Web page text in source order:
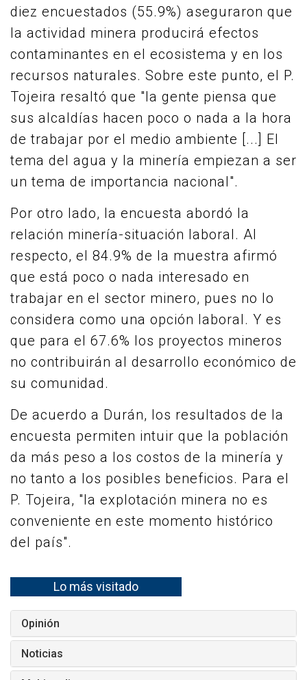
diez encuestados (55.9%) aseguraron que
la actividad minera producirá efectos
contaminantes en el ecosistema y en los
recursos naturales. Sobre este punto, el P.
Tojeira resaltó que "la gente piensa que
sus alcaldías hacen poco o nada a la hora
de trabajar por el medio ambiente [...] El
tema del agua y la minería empiezan a ser
un tema de importancia nacional".
Por otro lado, la encuesta abordó la
relación minería-situación laboral. Al
respecto, el 84.9% de la muestra afirmó
que está poco o nada interesado en
trabajar en el sector minero, pues no lo
considera como una opción laboral. Y es
que para el 67.6% los proyectos mineros
no contribuirán al desarrollo económico de
su comunidad.
De acuerdo a Durán, los resultados de la
encuesta permiten intuir que la población
da más peso a los costos de la minería y
no tanto a los posibles beneficios. Para el
P. Tojeira, "la explotación minera no es
conveniente en este momento histórico
del país".
Lo más visitado
Opinión
Noticias